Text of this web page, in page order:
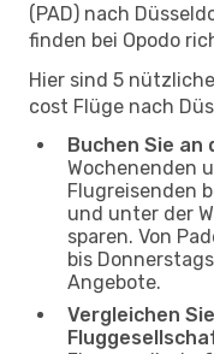
(PAD) nach
finden bei Opodo
Hier sind 5
cost Flüge nach
Buchen Sie
Wochenenden
Flugreisenden
und unter der
sparen. Von
bis
Angebote.
Vergleichen